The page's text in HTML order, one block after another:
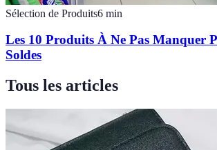
Sélection de Produits6 min
Les 10 Produits À Ne Pas Manquer
Soldes
Tous les articles